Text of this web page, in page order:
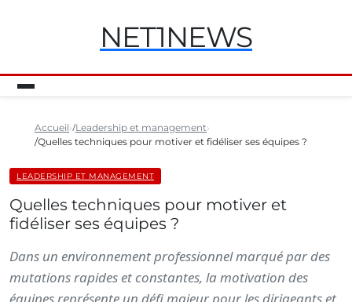
NET1NEWS
Accueil Leadership et management
Quelles techniques pour motiver et fidéliser ses équipes ?
LEADERSHIP ET MANAGEMENT
Quelles techniques pour motiver et
fidéliser ses équipes ?
Dans un environnement professionnel marqué par des
mutations rapides et constantes, la motivation des